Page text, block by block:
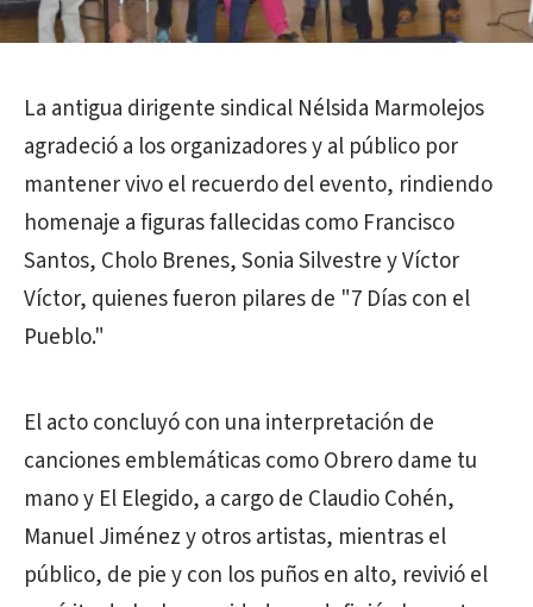
La antigua dirigente sindical Nélsida Marmolejos
agradeció a los organizadores y al público por
mantener vivo el recuerdo del evento, rindiendo
homenaje a figuras fallecidas como Francisco
Santos, Cholo Brenes, Sonia Silvestre y Víctor
Víctor, quienes fueron pilares de "7 Días con el
Pueblo."
El acto concluyó con una interpretación de
canciones emblemáticas como Obrero dame tu
mano y El Elegido, a cargo de Claudio Cohén,
Manuel Jiménez y otros artistas, mientras el
público, de pie y con los puños en alto, revivió el